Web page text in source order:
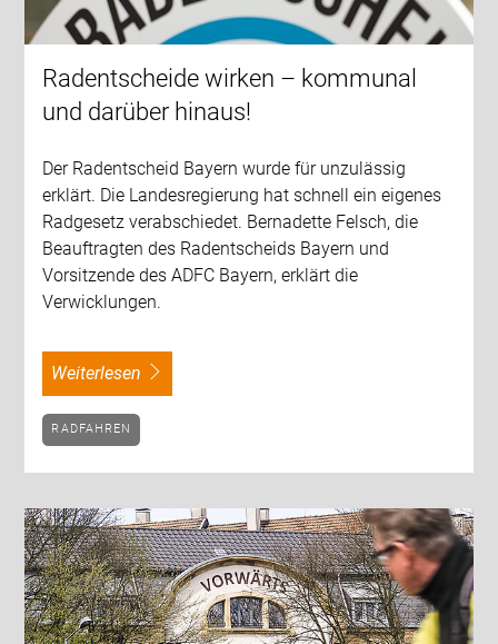
Radentscheide wirken – kommunal
und darüber hinaus!
Der Radentscheid Bayern wurde für unzulässig
erklärt. Die Landesregierung hat schnell ein eigenes
Radgesetz verabschiedet. Bernadette Felsch, die
Beauftragten des Radentscheids Bayern und
Vorsitzende des ADFC Bayern, erklärt die
Verwicklungen.
weiterlesen
RADFAHREN